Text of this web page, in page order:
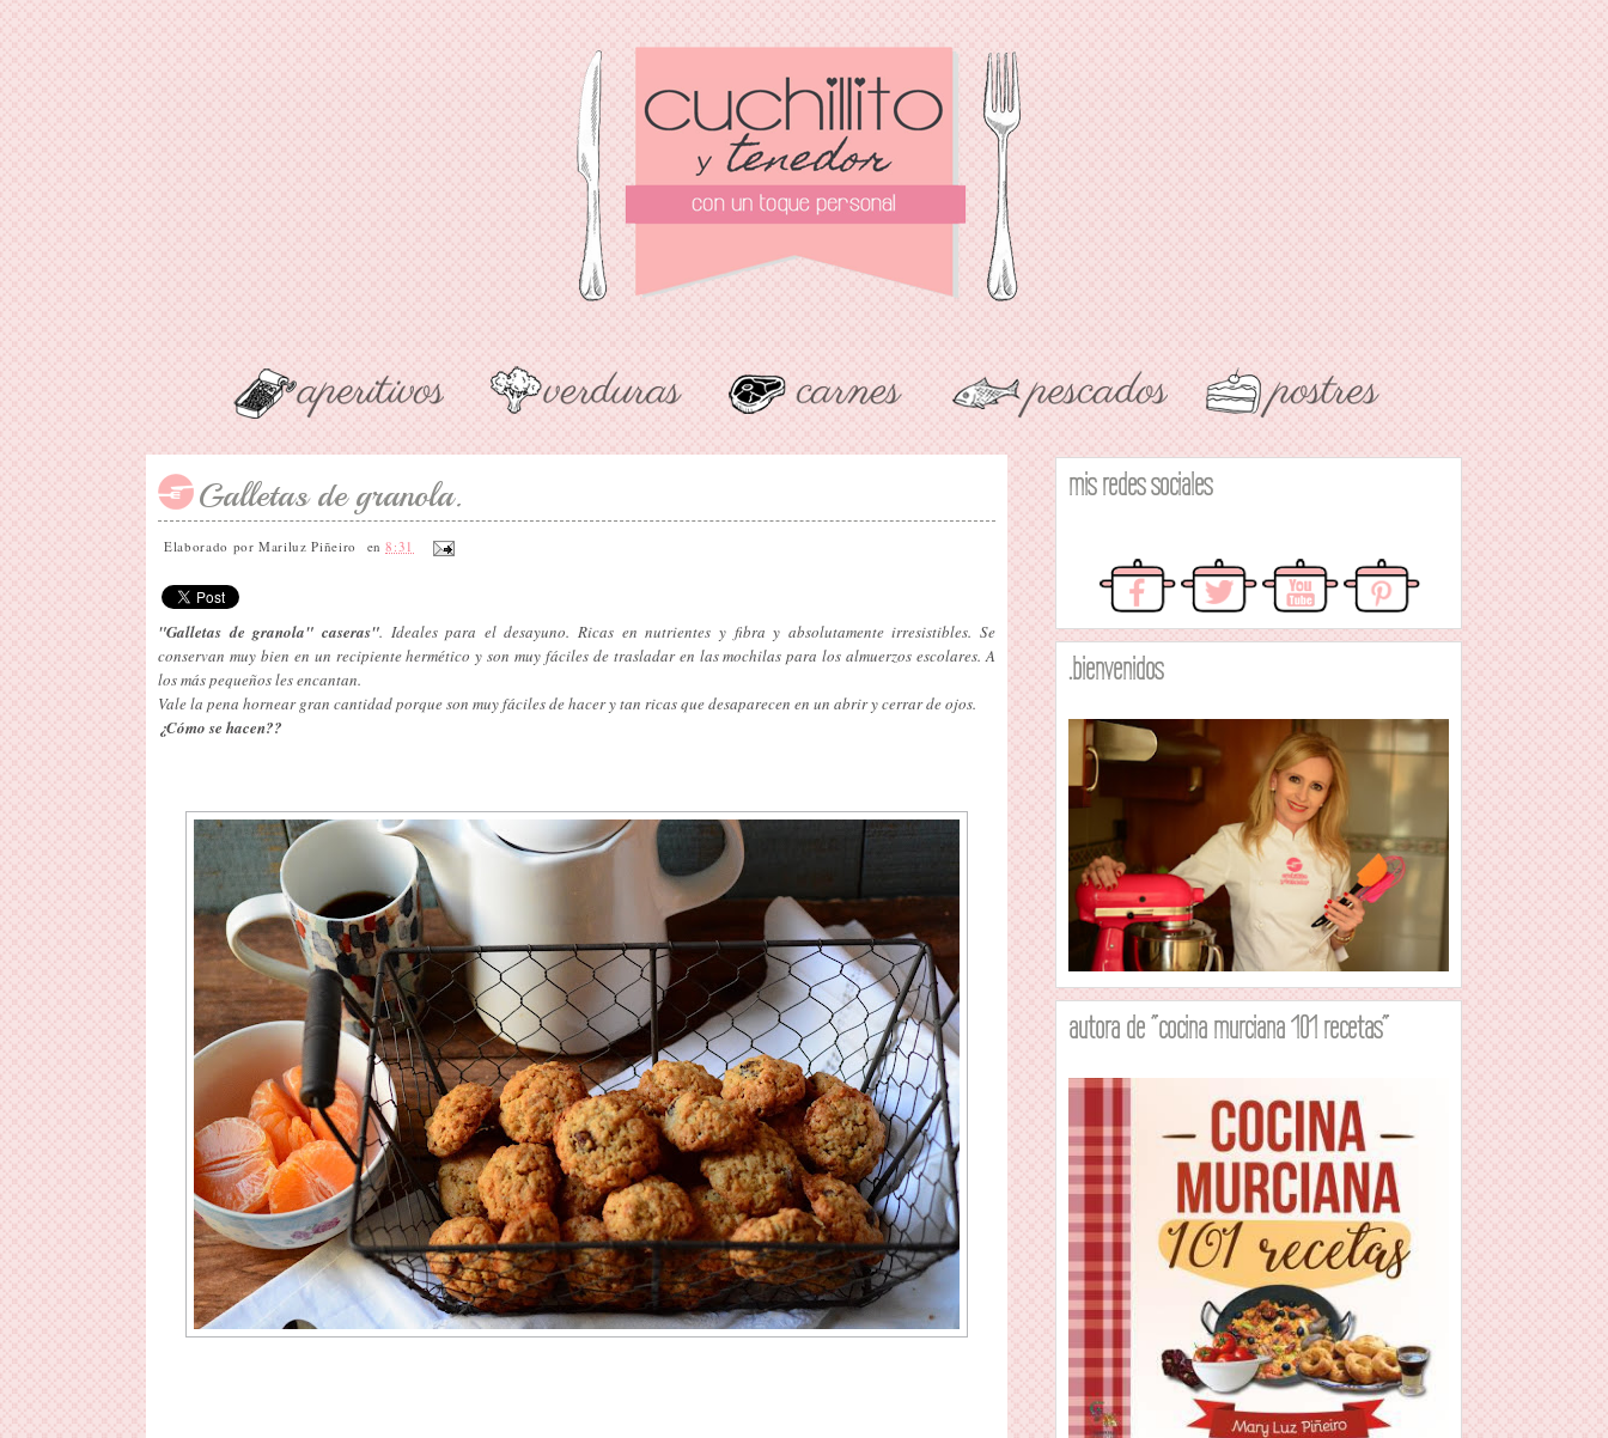
Galletas de granola.
Elaborado porMariluz Piñeiro en8:31
"Galletas de granola" caseras". Ideales para el desayuno. Ricas en nutrientes y fibra y absolutamente irresistibles. Se
conservan muy bien en un recipiente hermético y son muy fáciles de trasladar en las mochilas para los almuerzos escolares. A
los más pequeños les encantan.
Vale la pena hornear gran cantidad porque son muy fáciles de hacer y tan ricas que desaparecen en un abrir y cerrar de ojos.
¿Cómo se hacen??
mis redes sociales
.bienvenidos
autora de "cocina murciana 101 recetas"